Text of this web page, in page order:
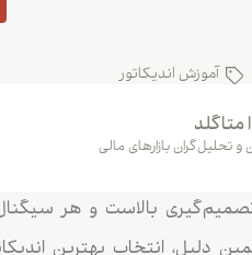
آموزش اندیکاتور
متاگلد
بازارهای مالی
سرعت تصمیم‌گیری بالاست و هر